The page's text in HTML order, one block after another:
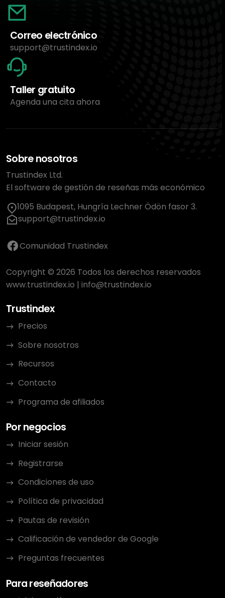
Correo electrónico
support@trustindex.io
Taller gratuito
Agenda una cita ahora
Sobre nosotros
Trustindex Ltd.
El software de gestión de reseñas más económico
1095 Budapest, Hungría Lechner Ödön fasor 3.
support@trustindex.io
Comunidad Trustindex
Copyright © 2026 Todos los derechos reservados
www.trustindex.io | info@trustindex.io
Trustindex
Precios
Sobre nosotros
Recursos
Contacto
Programa de afiliados
Por negocios
Iniciar sesión
Registrarse
Condiciones de uso
Política de privacidad
Pautas de revisión
Calificación de vendedor de Google
Preguntas frecuentes
Para reseñadores